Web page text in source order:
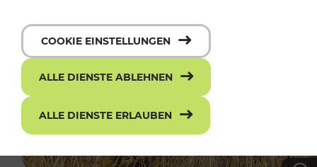
COOKIE EINSTELLUNGEN
ALLE DIENSTE ABLEHNEN
ALLE DIENSTE ERLAUBEN